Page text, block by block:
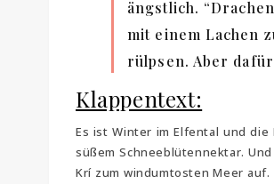
ängstlich.
mit einem Lachen
rülpsen. Aber
Klappentext:
Es ist Winter im Elfental und
süßem Schneeblütennektar.
Krí zum windumtosten Meer